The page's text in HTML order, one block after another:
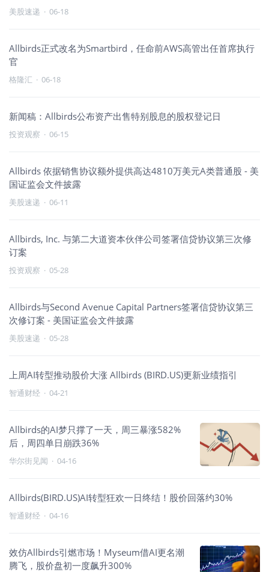
美股速递 · 06-18
Allbirds正式改名为Smartbird，任命前AWS高管出任首席执行
官
格隆汇 · 06-18
新闻稿：Allbirds公布资产出售特别股息的股权登记日
投资观察 · 06-15
Allbirds 依据销售协议额外提供高达4810万美元A类普通股 - 美
国证监会文件披露
美股速递 · 06-11
Allbirds, Inc. 与第二大道资本伙伴公司签署信贷协议第三次修
订案
投资观察 · 05-28
Allbirds与Second Avenue Capital Partners签署信贷协议第三
次修订案 - 美国证监会文件披露
美股速递 · 05-28
上周AI转型推动股价大涨 Allbirds (BIRD.US)更新业绩指引
智通财经 · 04-21
Allbirds的AI梦只撑了一天，周三暴涨582%
后，周四单日崩跌36%
华尔街见闻 · 04-16
Allbirds(BIRD.US)AI转型狂欢一日终结！股价回落约30%
智通财经 · 04-16
效仿Allbirds引燃市场！Myseum借AI更名潮
腾飞，股价盘初一度飙升300%